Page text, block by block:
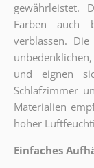
gewährleistet.
Farben auch
verblassen.
und eignen
Schlafzimmer
Materialien
hoher
Einfaches